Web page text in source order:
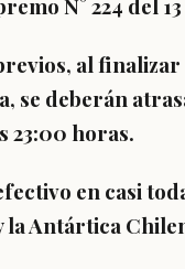
N° 224 del
al finalizar
se deberán
23:00 horas.
en casi
la Antártica